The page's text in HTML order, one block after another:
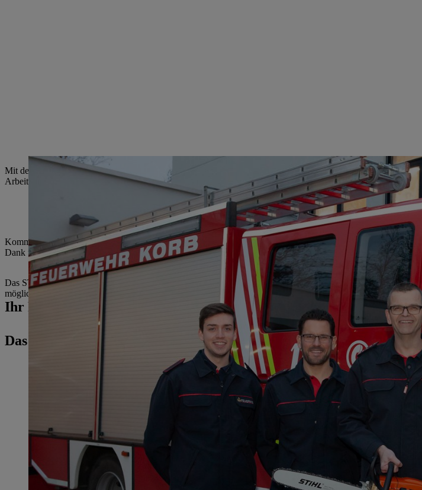
Mit der Spende einer Benzin-Motorsäge unterstützt STIHL die Arbeit der freiwilligen Feuerwehr in Korb. Am
Arbeitsschutz bei STIHL, die Säge an den Kommandanten Jürgen Wollensak (3.v.l.).
Kommandant Jürgen Wollensak dankte im Namen der freiwilligen Feuerwehr Korb der Firma STIHL: „Wir
Dank und Wertschätzung unserer freiwilligen Arbeit an. Das gemeinsame Engagement öffnet immer wieder
Das STIHL Stammhaus in Waiblingen unterstützt die gemeinnützige Arbeit der örtlichen Feuerwehren und
möglichen Ernstfall vorbereitet zu sein.
Ihr Pressekontakt
Das könnte Sie auch interessieren